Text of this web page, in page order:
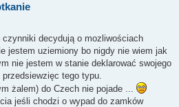
decydują o mozliwościach
jestem uziemiony bo nigdy nie wiem jak
nie jestem w stanie deklarować swojego
tego typu.
żalem) do Czech nie pojade ...
jeśli chodzi o wypad do zamków